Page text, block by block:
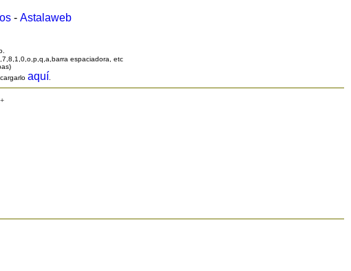
- Astalaweb
espaciadora, etc
aquí